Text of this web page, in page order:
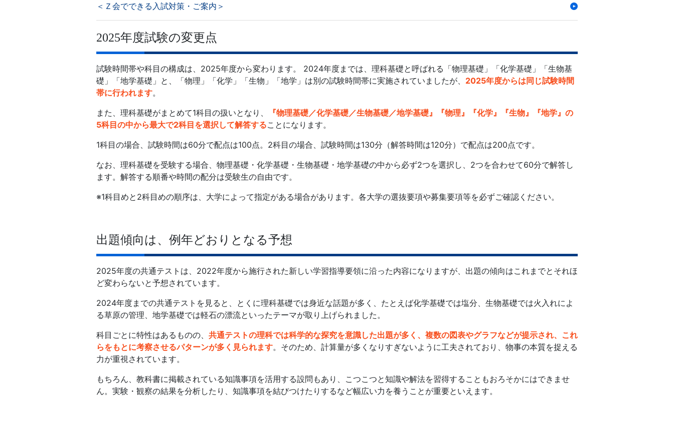
＜Ｚ会でできる入試対策・ご案内＞
2025年度試験の変更点
試験時間帯や科目の構成は、2025年度から変わります。 2024年度までは、理科基礎と呼ばれる「物理基礎」「化学基礎」「生物基
礎」「地学基礎」と、「物理」「化学」「生物」「地学」は別の試験時間帯に実施されていましたが、 2025年度からは同じ試験時間
帯に行われます。
また、理科基礎がまとめて1科目の扱いとなり、
『物理基礎／化学基礎／生物基礎／地学基礎』『物理』『化学』『生物』『地学』の
5科目の中から最大で2科目を選択して解答することになります。
1科目の場合、試験時間は60分で配点は100点。2科目の場合、試験時間は130分（解答時間は120分）で配点は200点です。
なお、理科基礎を受験する場合、物理基礎・化学基礎・生物基礎・地学基礎の中から必ず2つを選択し、2つを合わせて60分で解答し
ます。解答する順番や時間の配分は受験生の自由です。
※1科目めと2科目めの順序は、大学によって指定がある場合があります。各大学の選抜要項や募集要項等を必ずご確認ください。
出題傾向は、例年どおりとなる予想
2025年度の共通テストは、2022年度から施行された新しい学習指導要領に沿った内容になりますが、出題の傾向はこれまでとそれほ
ど変わらないと予想されています。
2024年度までの共通テストを見ると、とくに理科基礎では身近な話題が多く、たとえば化学基礎では塩分、生物基礎では火入れによ
る草原の管理、地学基礎では軽石の漂流といったテーマが取り上げられました。
科目ごとに特性はあるものの、 共通テストの理科では科学的な探究を意識した出題が多く、複数の図表やグラフなどが提示され、これ
らをもとに考察させるパターンが多く見られます。そのため、計算量が多くなりすぎないように工夫されており、物事の本質を捉える
力が重視されています。
もちろん、教科書に掲載されている知識事項を活用する設問もあり、こつこつと知識や解法を習得することもおろそかにはできませ
ん。実験・観察の結果を分析したり、知識事項を結びつけたりするなど幅広い力を養うことが重要といえます。